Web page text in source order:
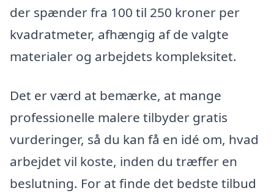
der spænder fra 100 til 250 kroner per
kvadratmeter, afhængig af de valgte
materialer og arbejdets kompleksitet.
Det er værd at bemærke, at mange
professionelle malere tilbyder gratis
vurderinger, så du kan få en idé om, hvad
arbejdet vil koste, inden du træffer en
beslutning. For at finde det bedste tilbud